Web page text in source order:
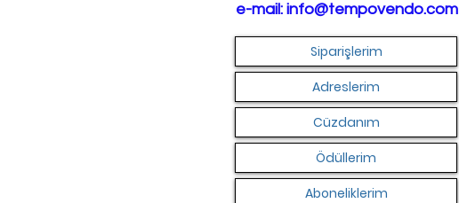
e-mail: info@tempovendo.com
Siparişlerim
Adreslerim
Cüzdanım
Ödüllerim
Aboneliklerim